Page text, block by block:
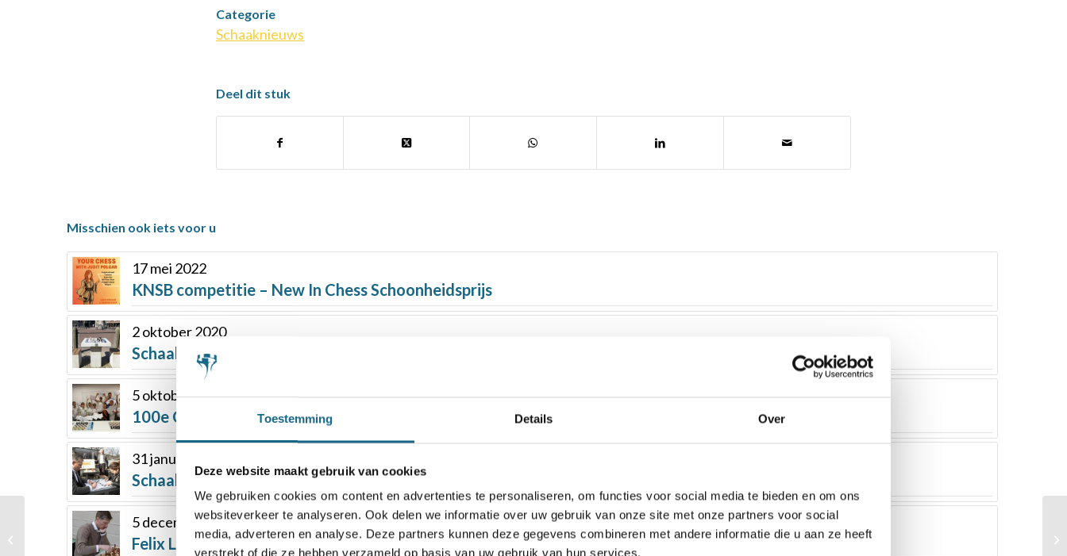
Toestemming Details Over
Deze website maakt gebruik van cookies
We gebruiken cookies om content en advertenties te personaliseren, om functies voor social media te bieden en om ons
websiteverkeer te analyseren. Ook delen we informatie over uw gebruik van onze site met onze partners voor social
media, adverteren en analyse. Deze partners kunnen deze gegevens combineren met andere informatie die u aan ze heeft
verstrekt of die ze hebben verzameld op basis van uw gebruik van hun services.
Categorie
Schaaknieuws
Deel dit stuk
Misschien ook iets voor u
17 mei 2022
KNSB competitie – New In Chess Schoonheidsprijs
2 oktober 2020
Schaaktafels in de publieke ruimte (internationaal)
5 oktober 2018
100e Chessity-diploma in Westland
31 januari 2022
Schaaktafels voor jeugd in Oeganda
5 december 2017
Felix Levin wint met kleine middelen
Casper, Hrdya en Boyd
winnen de NK
scholieren titels